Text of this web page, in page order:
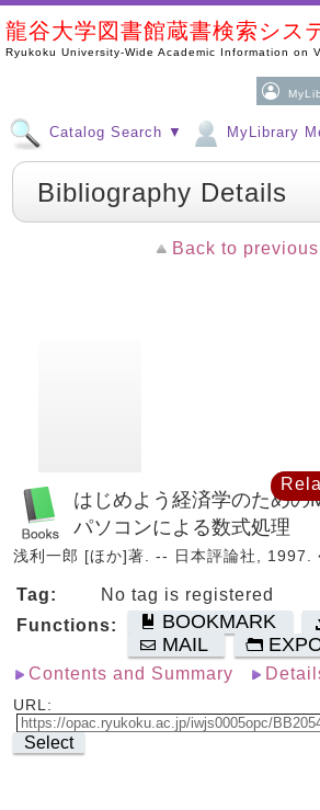
龍谷大学図書館蔵書検索シス
Ryukoku University-Wide Academic Information on
Catalog Search ▼ MyLibrary
Bibliography Details
Back to previous
はじめよう経済学のための
パソコンによる数式処理
浅利一郎 [ほか]著. -- 日本評論社, 1997.
Tag:
No tag is registered
Functions:
BOOKMARK
MAIL
Contents and Summary
URL:
Select